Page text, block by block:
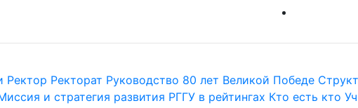
Ректор Ректорат Руководство 80 лет Великой Победе
и стратегия развития РГГУ в рейтингах Кто есть кто